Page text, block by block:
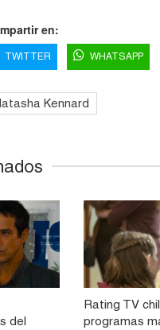
en:
TWITTER WHATSAPP
Kennard
del
Rating TV
programas